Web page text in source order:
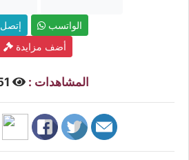
إتصل
الواتسب
أضف مزايدة
المشاهدات :